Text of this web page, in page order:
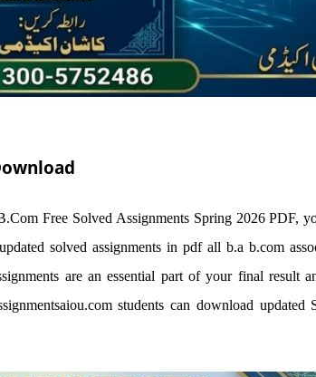
Free Solved Assignments Spring 2026 PDF,
solved assignments in pdf all b.a b.com
are an essential part of your final result
students can download updated